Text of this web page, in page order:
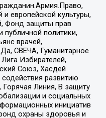
европейской культуры,
Фонд защиты прав
публичной политики,
врачей,
СВЕЧА, Гуманитарное
Избирателей,
Союз, Хасдей
развитию
Линия, В защиту
и социальных
инициатив
охраны здоровья и